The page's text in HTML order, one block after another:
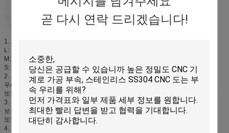
곧 다시 연락 드리겠습니다!
1. 크기:
L: 큰 돼지를 위해 돼지 & 암퇘지를 좋아하십시오
M: 돼지의 성장을 위해
S: piglet를 위해
2. 물자
우리는 보통 스테인리스 #201를 만듭니다 젖꼭지 술꾼을 이용합니다.
또한 우리는 당신의 필요조건에 따라 물자를 같이 이용해서 좋습니다 # 304 316
3. 실을 뀁니다
보통 우리의 제품은 이용했습니다 실 G-1/2" 또는 3/8" 또는 3/4"를
또한 우리는 실 BSP 또는 NPT를 만들어서 좋습니다
4. 포장